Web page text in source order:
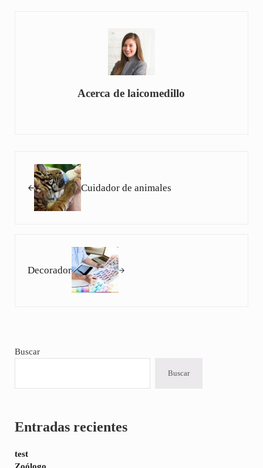
Acerca delaicomedillo
Cuidador de animales
Decorador
Sidebar
Buscar
Buscar
Entradas recientes
test